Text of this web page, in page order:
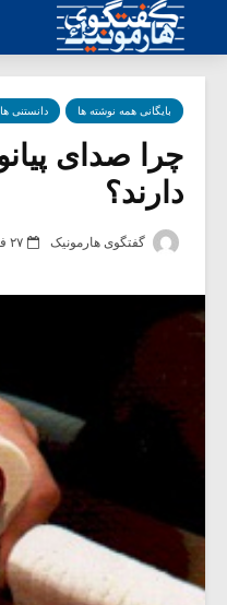
بایگانی همه نوشته ها دانستنی
چرا صدای
دارند؟
گفتگوی هارمونیک ۲۷ فروردین ۱۳۸۳